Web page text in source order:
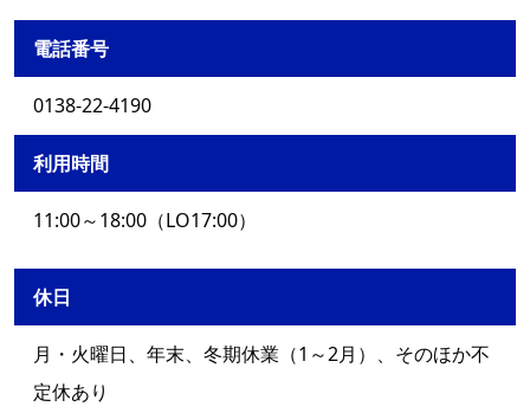
電話番号
0138-22-4190
利用時間
11:00～18:00（LO17:00）
休日
月・火曜日、年末、冬期休業（1～2月）、そのほか不
定休あり